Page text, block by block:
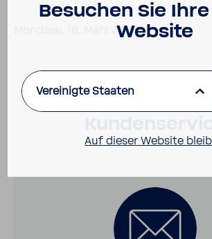
Mondsee, 18. März 2020
So errei­chen Sie
Besu­chen Sie
Website
Vereinigte Staaten
Auf dieser Website